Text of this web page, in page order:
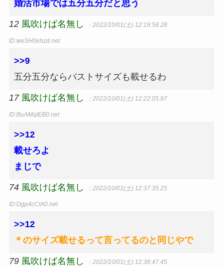
婚活市場では五分五分だと思う
12 風吹けば名無し ：2022/10/01(土) 12:19:58.28
ID:weSH0ehzd.net
>>9
五分五分ならバストサイズも載せるわ
17 風吹けば名無し ：2022/10/01(土) 12:22:05.97
ID:BuAMqIEB0.net
>>12
載せろよ
まじで
74 風吹けば名無し ：2022/10/01(土) 12:37:35.25
ID:Dgp4cCtA0.net
>>12
＊のサイズ載せるって言ってるのと同じやで
79 風吹けば名無し ：2022/10/01(土) 12:38:47.45